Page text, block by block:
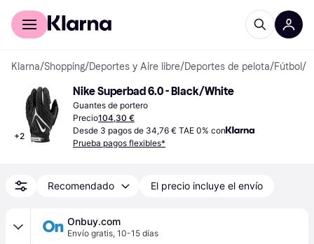
Comprar con Klarna
Klarna/Shopping/Deportes y Aire libre/Deportes de pelota/Fútbol /
+2
Nike Superbad 6.0 - Black/White
Guantes de portero
Precio104,30 €
Desde 3 pagos de 34,76 € TAE 0% con
Prueba pagos flexibles*
Recomendado El precio incluye el envío
Onbuy.com
Envío gratis, 10-15 días